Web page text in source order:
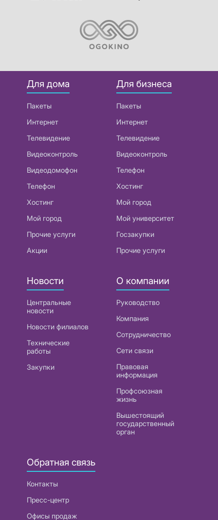
Для дома
Пакеты
Интернет
Телевидение
Видеоконтроль
Видеодомофон
Телефон
Хостинг
Мой город
Прочие услуги
Акции
Для бизнеса
Пакеты
Интернет
Телевидение
Видеоконтроль
Телефон
Хостинг
Мой город
Мой университет
Госзакупки
Прочие услуги
Новости
Центральные
новости
Новости филиалов
Технические
работы
Закупки
О компании
Руководство
Компания
Сотрудничество
Сети связи
Правовая
информация
Профсоюзная
жизнь
Вышестоящий
государственный
орган
Обратная связь
Контакты
Пресс-центр
Офисы продаж